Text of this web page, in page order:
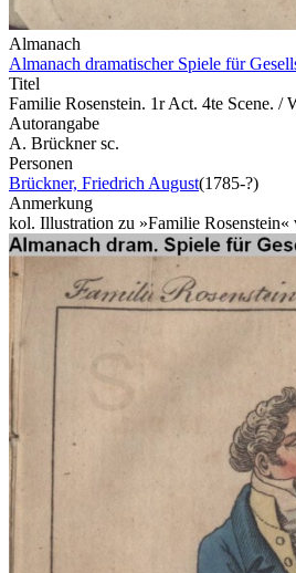
Almanach
Almanach dramatischer Spiele für
Titel
Familie Rosenstein. 1r Act. 4te Scene. /
Autorangabe
A. Brückner sc.
Personen
Brückner, Friedrich August(1785-?)
Anmerkung
kol. Illustration zu »Familie